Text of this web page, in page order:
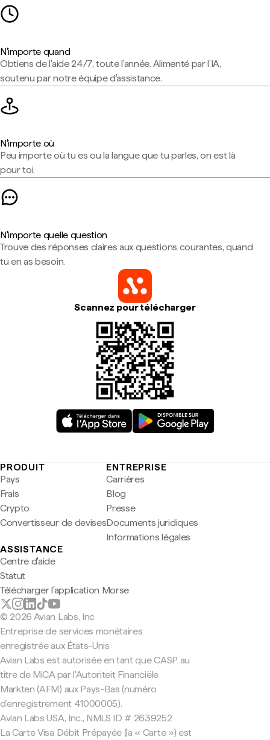
N'importe quand
Obtiens de l'aide 24/7, toute l'année. Alimenté par l'IA,
soutenu par notre équipe d'assistance.
N'importe où
Peu importe où tu es ou la langue que tu parles, on est là
pour toi.
N'importe quelle question
Trouve des réponses claires aux questions courantes, quand
tu en as besoin.
Scannez pour télécharger
PRODUIT
Pays
Frais
Crypto
Convertisseur de devises
ENTREPRISE
Carrières
Blog
Presse
Documents juridiques
Informations légales
ASSISTANCE
Centre d'aide
Statut
Télécharger l'application Morse
© 2026 Avian Labs, Inc
Entreprise de services monétaires
enregistrée aux États-Unis
Avian Labs est autorisée en tant que CASP au
titre de MiCA par l'Autoriteit Financiële
Markten (AFM) aux Pays-Bas (numéro
d'enregistrement 41000005).
Avian Labs USA, Inc., NMLS ID # 2639252
La Carte Visa Débit Prépayée (la « Carte ») est